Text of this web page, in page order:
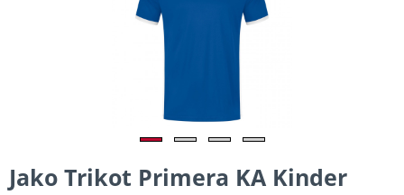
Jako Trikot Primera KA Kinder